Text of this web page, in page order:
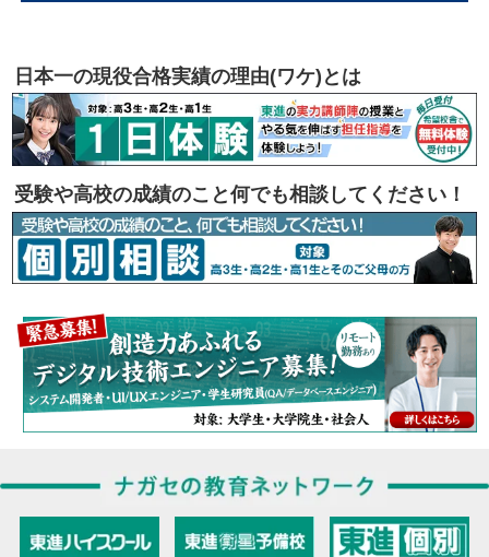
日本一の現役合格実績の理由(ワケ)とは
受験や高校の成績のこと何でも相談してください！